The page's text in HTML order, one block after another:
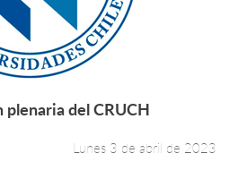
Leer más +
plenaria del CRUCH
Lunes 3 de abril de 2023